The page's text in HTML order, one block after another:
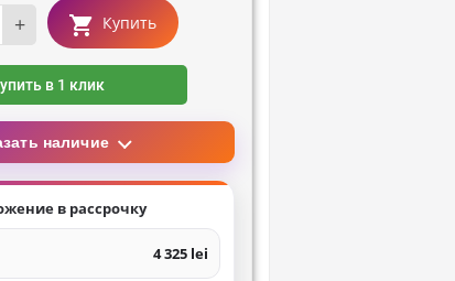
+ Купить
в 1 клик
наличие
в рассрочку
4 325 lei